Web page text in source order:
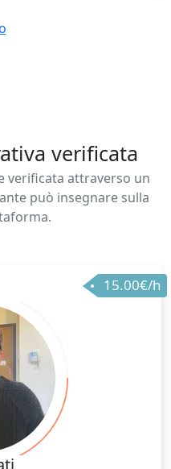
e globali.
verificata
verificata attraverso un
può insegnare sulla
15.00€/h